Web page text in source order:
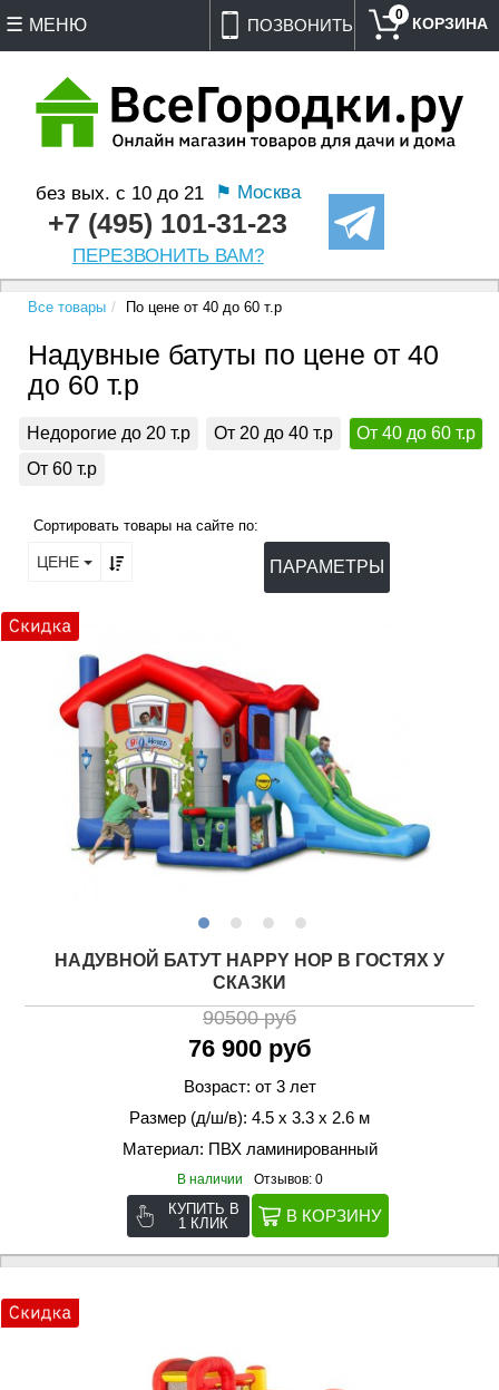
ПОЗВОНИТЬ
без вых. с 10 до 21 ⚑ Москва
+7 (495) 101-31-23
ПЕРЕЗВОНИТЬ ВАМ?
0
МЕНЮ
Все товары По цене от 40 до 60 т.р
Надувные батуты по цене от 40
до 60 т.р
Недорогие до 20 т.р От 20 до 40 т.р
От 40 до 60 т.р
От 60 т.р
Сортировать товары на сайте по:
ЦЕНЕ ПАРАМЕТРЫ
НАДУВНОЙ БАТУТ HAPPY HOP В ГОСТЯХ У
СКАЗКИ
90500 руб
76 900 руб
Возраст: от 3 лет
Размер (д/ш/в): 4.5 х 3.3 х 2.6 м
Материал: ПВХ ламинированный
В наличии Отзывов: 0
КУПИТЬ В
1 КЛИК